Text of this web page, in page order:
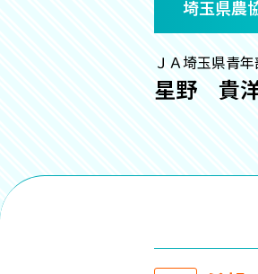
埼玉県農
ＪＡ埼玉県青
星野 貴